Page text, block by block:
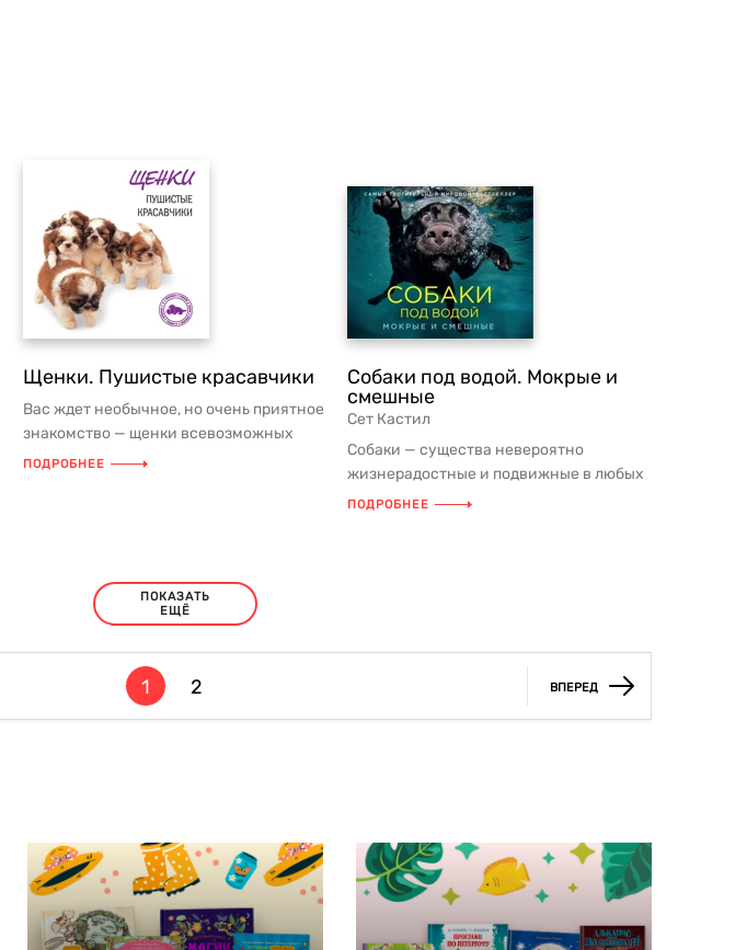
Щенки. Пушистые красавчики
Вас ждет необычное, но очень приятное
знакомство — щенки всевозможных
пород сняты при помощи сверх-ш...
ПОДРОБНЕЕ
Собаки под водой. Мокрые и
смешные
Сет Кастил
Собаки — существа невероятно
жизнерадостные и подвижные в любых
обстоятельствах. Но что они
ПОДРОБНЕЕ
ПОКАЗАТЬ
ЕЩЁ
1 2 ВПЕРЕД